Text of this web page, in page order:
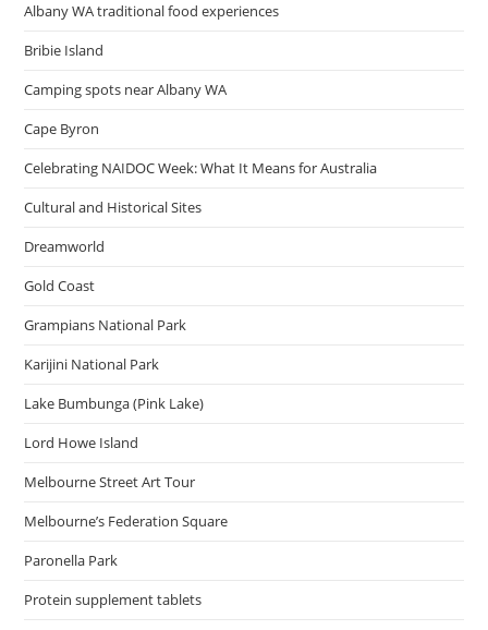
Albany WA traditional food experiences
Bribie Island
Camping spots near Albany WA
Cape Byron
Celebrating NAIDOC Week: What It Means for Australia
Cultural and Historical Sites
Dreamworld
Gold Coast
Grampians National Park
Karijini National Park
Lake Bumbunga (Pink Lake)
Lord Howe Island
Melbourne Street Art Tour
Melbourne’s Federation Square
Paronella Park
Protein supplement tablets